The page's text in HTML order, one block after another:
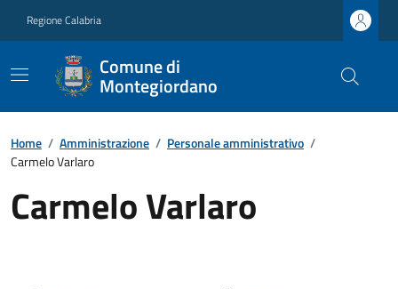
Regione Calabria
Comune di
Montegiordano
Home / Amministrazione / Personale amministrativo /
Carmelo Varlaro
Carmelo Varlaro